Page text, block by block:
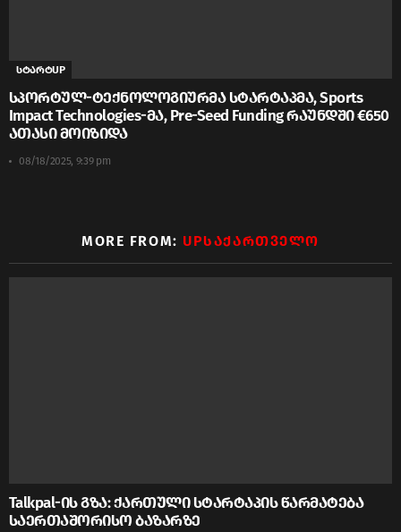
სტარტUP
სპორტულ-ტექნოლოგიურმა სტარტაპმა, Sports
Impact Technologies-მა, Pre-Seed Funding რაუნდში €650
ათასი მოიზიდა
08/18/2025, 9:39 pm
MORE FROM: UPᲡᲐᲥᲐᲠᲗᲕᲔᲚᲝ
Talkpal-ის გზა: ქართული სტარტაპის წარმატება
საერთაშორისო ბაზარზე